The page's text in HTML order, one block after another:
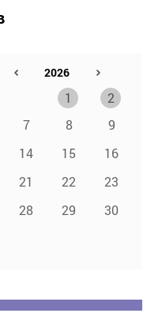
1
2
7 8
9
14 15
16
21 22
23
28 29
30